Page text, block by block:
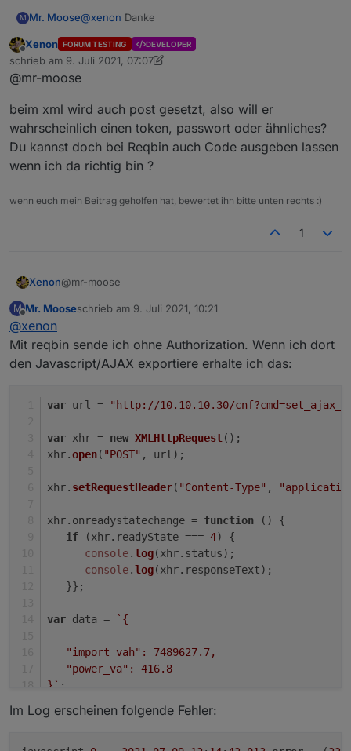
M Mr. Moose@xenon Danke
@mr-moose probiere mal
const path = `http://10.10.10.30/
const result = http.get(path);
alternativ das hier: (
Dafür musst du aber das
Modul "xmlhttprequest" in deiner Javascript
var xmlhttprequest =
xhr.open("POST", url);
xhr.setRequestHeader("Content-Type",
      console.log(xhr.status);
steht nun was in der Console log Ausgabe bei
dir?
NPM-Module" eingetragen.
Offline
Xenon FORUM TESTING DEVELOPER
schrieb am 9. Juli 2021, 07:07
zuletzt editiert von Xenon 7. Sept. 2021, 09:08
@mr-moose
beim xml wird auch post gesetzt, also will er
wahrscheinlich einen token, passwort oder ähnliches?
Du kannst doch bei Reqbin auch Code ausgeben lassen
wenn ich da richtig bin ?
wenn euch mein Beitrag geholfen hat, bewertet ihn bitte unten rechts :)
1
Xenon@mr-moose
beim xml wird auch post gesetzt, also will er
Du kannst doch bei Reqbin auch Code ausgeben lassen
wenn ich da richtig bin ?
M Mr. Mooseschrieb am 9. Juli 2021, 10:21
zuletzt editiert von
@xenon
Mit reqbin sende ich ohne Authorization. Wenn ich dort
den Javascript/AJAX exportiere erhalte ich das:
var url = "http://10.10.10.30/
var xhr = new XMLHttpRequest();
xhr.open( "POST" , url);
xhr. setRequestHeader( "Content-Type" ,
xhr. onreadystatechange = function ( ) {
if (xhr. readyState === 4) {
console.log(xhr. status);
console.log(xhr. responseText);
   }};
var data = `{
   "import_vah": 7489627.7,
   "power_va": 416.8
}` ;
xhr.send(data);
Im Log erscheinen folgende Fehler: